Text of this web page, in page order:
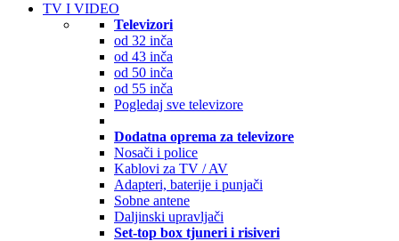
TV I VIDEO
Televizori
od 32 inča
od 43 inča
od 50 inča
od 55 inča
Pogledaj sve televizore
Dodatna oprema za televizore
Nosači i police
Kablovi za TV / AV
Adapteri, baterije i punjači
Sobne antene
Daljinski upravljači
Set-top box tjuneri i risiveri